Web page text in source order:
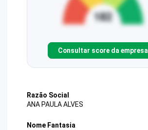
Consultar score da empresa
Razão Social
ANA PAULA ALVES
Nome Fantasia